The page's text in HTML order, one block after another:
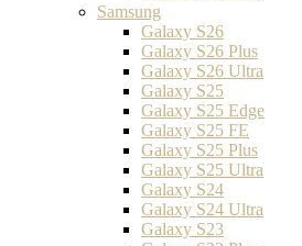
Samsung
Galaxy S26
Galaxy S26 Plus
Galaxy S26 Ultra
Galaxy S25
Galaxy S25 Edge
Galaxy S25 FE
Galaxy S25 Plus
Galaxy S25 Ultra
Galaxy S24
Galaxy S24 Ultra
Galaxy S23